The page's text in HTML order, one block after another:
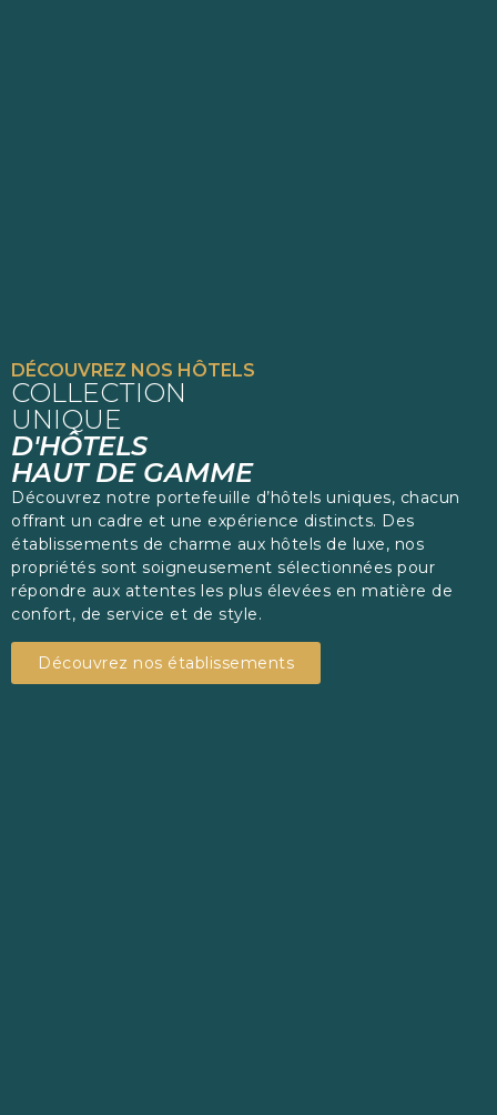
DÉCOUVREZ NOS HÔTELS
COLLECTION
UNIQUE
D'HÔTELS
HAUT DE GAMME
Découvrez notre portefeuille d’hôtels uniques, chacun
offrant un cadre et une expérience distincts. Des
établissements de charme aux hôtels de luxe, nos
propriétés sont soigneusement sélectionnées pour
répondre aux attentes les plus élevées en matière de
confort, de service et de style.
Découvrez nos établissements